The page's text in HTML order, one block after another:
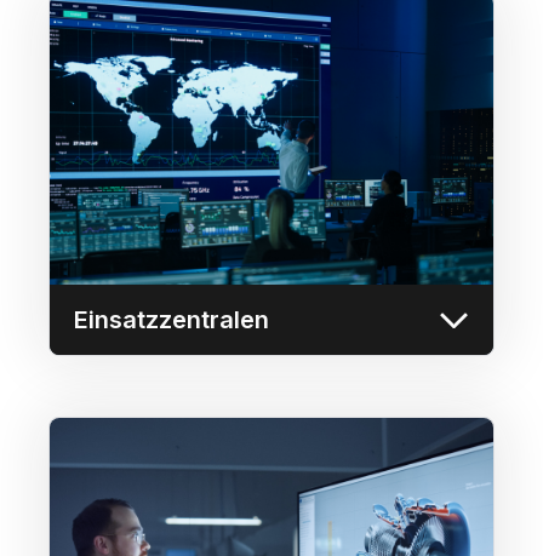
Einsatzzentralen
Einsatzzentralen
Bündelung von Echtzeit-Betriebsdaten wie
Videoverwaltungssystemen (VMS),
Gebäudemanagementsystemen (BMS),
Zugangskontrollen und anderen wichtigen
Betriebsinhalten auf einer oder mehreren
Videowänden.
Mehr erfahren
Daten-Dashboards
Sichere Integration und gemeinsame
Nutzung führender Business Intelligence-